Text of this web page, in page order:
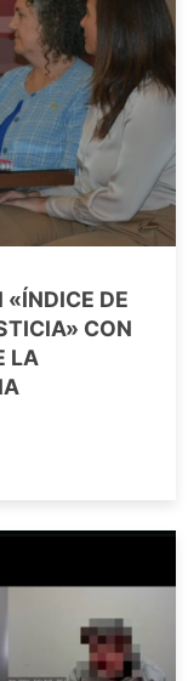
«ÍNDICE DE
CON
LA